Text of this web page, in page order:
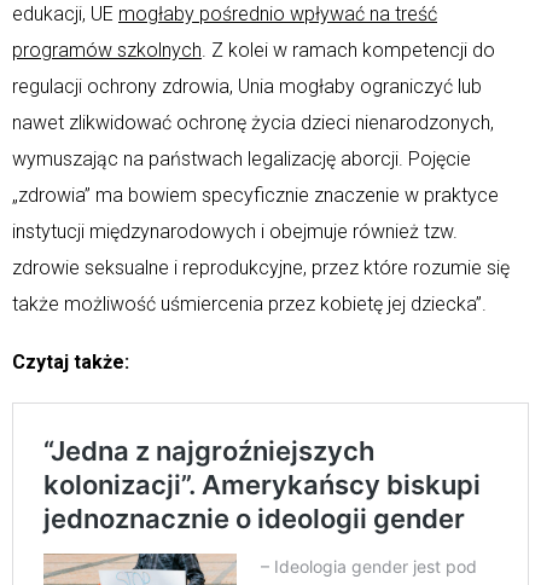
edukacji, UE mogłaby pośrednio wpływać na treść
programów szkolnych . Z kolei w ramach kompetencji do
regulacji ochrony zdrowia, Unia mogłaby ograniczyć lub
nawet zlikwidować ochronę życia dzieci nienarodzonych,
wymuszając na państwach legalizację aborcji. Pojęcie
„zdrowia” ma bowiem specyficznie znaczenie w praktyce
instytucji międzynarodowych i obejmuje również tzw.
zdrowie seksualne i reprodukcyjne, przez które rozumie się
także możliwość uśmiercenia przez kobietę jej dziecka”.
Czytaj także: